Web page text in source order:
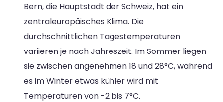
Bern, die Hauptstadt der Schweiz, hat ein
zentraleuropäisches Klima. Die
durchschnittlichen Tagestemperaturen
variieren je nach Jahreszeit. Im Sommer liegen
sie zwischen angenehmen 18 und 28°C, während
es im Winter etwas kühler wird mit
Temperaturen von -2 bis 7°C.